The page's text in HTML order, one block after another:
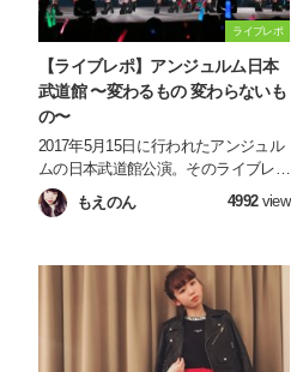
ライブレポ
【ライブレポ】アンジュルム日本
武道館 〜変わるもの 変わらないも
の〜
2017年5月15日に行われたアンジュル
ムの日本武道館公演。そのライブレポ
をお届けします♪
もえのん 4992view